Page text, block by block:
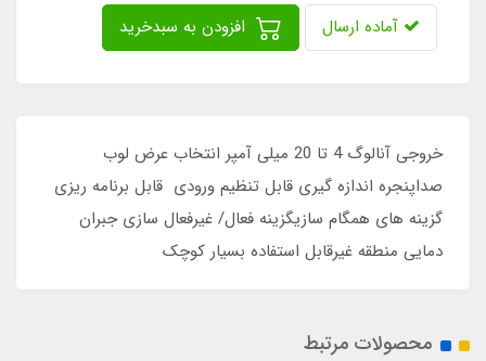
آماده ارسال
خروجی آنالوگ 4 تا 20 میلی آمپر انتخاب عرض لوب
صداپنجره اندازه گیری قابل تنظیم ورودی قابل برنامه ریزی
گزینه های همگام سازیگزینه فعال/ غیرفعال سازی جبران
دمایی منطقه غیرقابل استفاده بسیار کوچک
محصولات مرتبط